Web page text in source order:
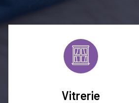
Vitrerie